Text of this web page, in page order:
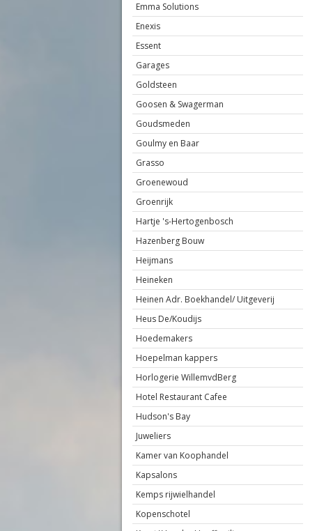
Emma Solutions
Enexis
Essent
Garages
Goldsteen
Goosen & Swagerman
Goudsmeden
Goulmy en Baar
Grasso
Groenewoud
Groenrijk
Hartje 's-Hertogenbosch
Hazenberg Bouw
Heijmans
Heineken
Heinen Adr. Boekhandel/ Uitgeverij
Heus De/Koudijs
Hoedemakers
Hoepelman kappers
Horlogerie WillemvdBerg
Hotel Restaurant Cafee
Hudson's Bay
Juweliers
Kamer van Koophandel
Kapsalons
Kemps rijwielhandel
Kopenschotel